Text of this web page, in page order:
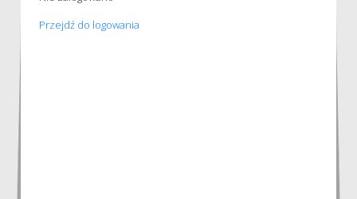
Przejdź do logowania